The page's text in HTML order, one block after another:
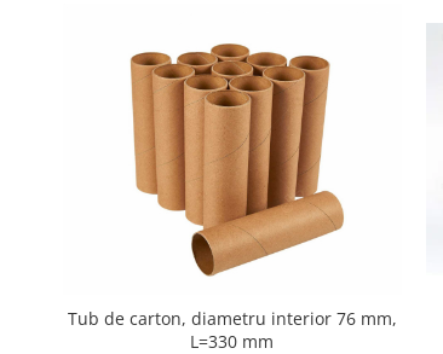
Tub de carton, diametru interior 76 mm,
L=330 mm